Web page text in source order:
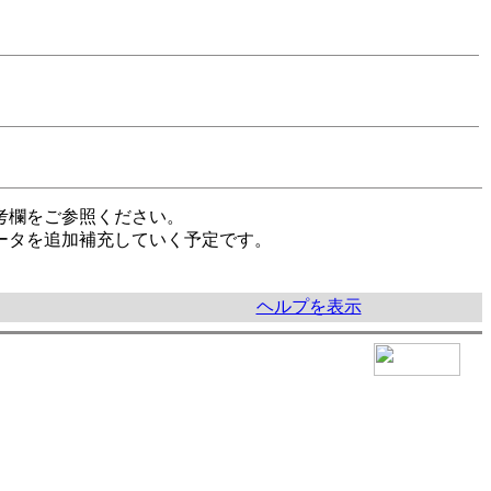
をご参照ください。
を追加補充していく予定です。
ヘルプを表示